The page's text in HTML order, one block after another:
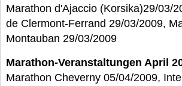
Marathon d'Ajaccio (Korsika)29/03/
de Clermont-Ferrand 29/03/2009,
Montauban 29/03/2009
Marathon-Veranstaltungen April
Marathon Cheverny 05/04/2009,